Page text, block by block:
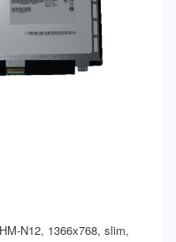
N12, 1366х768, slim,